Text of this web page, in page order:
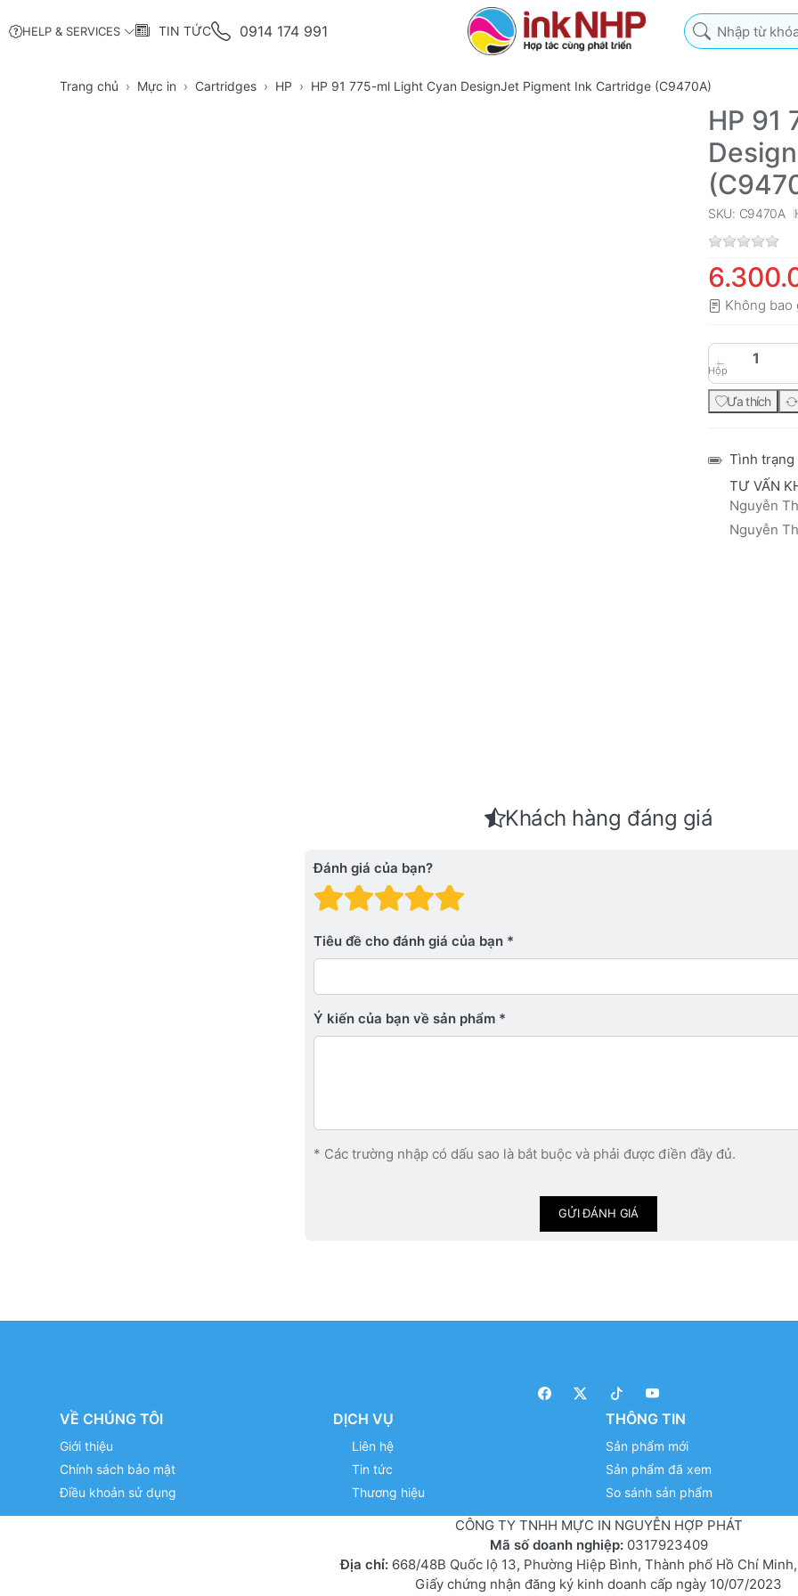
HELP & SERVICES TIN TỨC 0914 174 991
Nhập từ khóa tìm
Trang chủ Mực in Cartridges HP HP 91 775-ml Light Cyan DesignJet Pigment Ink Cartridge (C9470A)
HP 91
SKU: C9470A
Không bao
Hộp
Ưa thích
Tình trạng
TƯ VẤN
Nguyễn
Nguyễn
Khách hàng đáng giá
Đánh giá của bạn?
Đánh giá: 4 trên 5 sao.
Đánh giá: 3 trên 5 sao.
Đánh giá: 2 trên 5 sao.
Đánh giá: 1 trên 5 sao. Xấu
Tiêu đề cho đánh giá của bạn
Ý kiến ​​của bạn về sản phẩm
* Các trường nhập có dấu sao là bắt buộc và phải được điền đầy đủ.
GỬI ĐÁNH GIÁ
VỀ CHÚNG TÔI
Giới thiệu
Chính sách bảo mật
Điều khoản sử dụng
DỊCH VỤ
Liên hệ
Tin tức
Thương hiệu
THÔNG TIN
Sản phẩm mới
Sản phẩm đã xem
So sánh sản phẩm
CÔNG TY TNHH MỰC IN NGUYỄN HỢP PHÁT
Mã số doanh nghiệp: 0317923409
Địa chỉ:668/48B Quốc lộ 13, Phường Hiệp Bình, Thành phố Hồ Chí
Giấy chứng nhận đăng ký kinh doanh cấp ngày 10/07/2023